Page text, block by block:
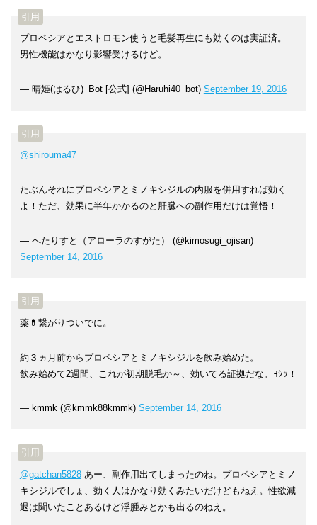
プロペシアとエストロモン使うと毛髪再生にも効くのは実証済。
男性機能はかなり影響受けるけど。
— 晴姫(はるひ)_Bot [公式] (@Haruhi40_bot) September 19, 2016
@shirouma47
たぶんそれにプロペシアとミノキシジルの内服を併用すれば効く
よ！ただ、効果に半年かかるのと肝臓への副作用だけは覚悟！
— へたりすと（アローラのすがた） (@kimosugi_ojisan)
September 14, 2016
薬💊繋がりついでに。
約３ヵ月前からプロペシアとミノキシジルを飲み始めた。
飲み始めて2週間、これが初期脱毛か～、効いてる証拠だな。ﾖｼｯ！
— kmmk (@kmmk88kmmk) September 14, 2016
@gatchan5828あー、副作用出てしまったのね。プロペシアとミノ
キシジルでしょ、効く人はかなり効くみたいだけどもねえ。性欲減
退は聞いたことあるけど浮腫みとかも出るのねえ。